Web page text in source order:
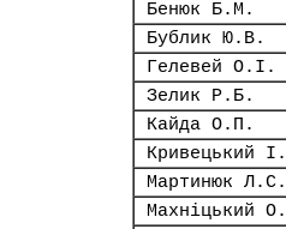
Бенюк Б.М.
Бублик Ю.В.
Гелевей О.І.
Зелик Р.Б.
Кайда О.П.
Кривецький
Мартинюк Л.С.
Махніцький